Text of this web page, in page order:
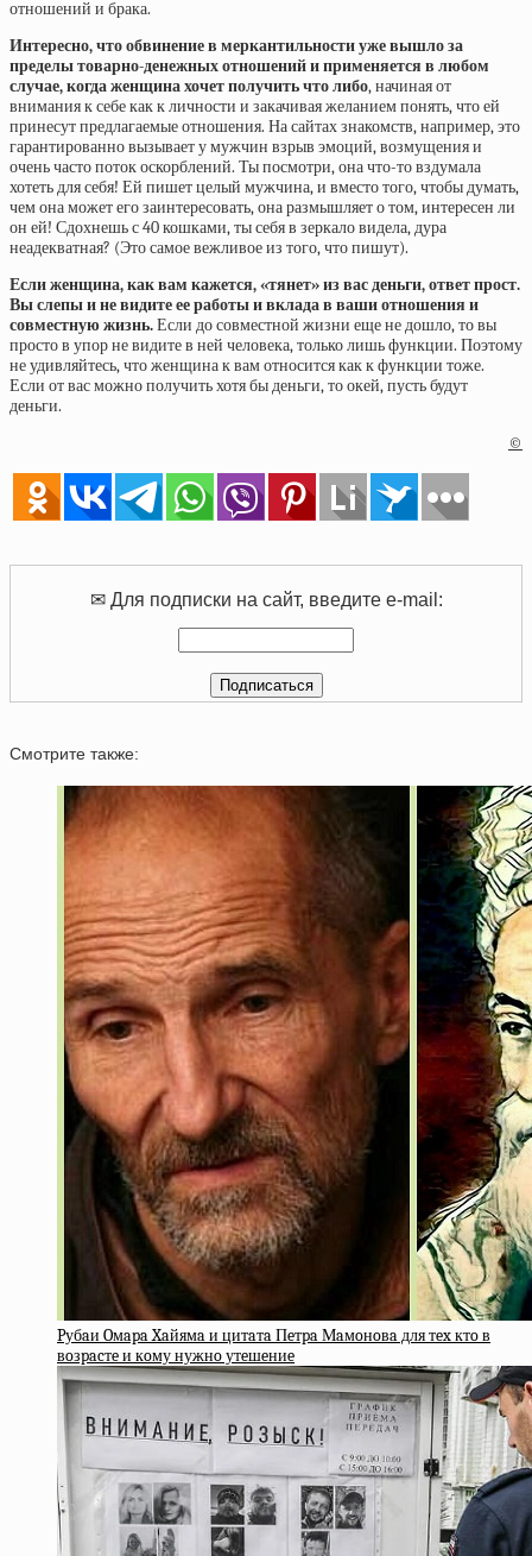
отношений и брака.
Интересно, что обвинение в меркантильности уже вышло за
пределы товарно-денежных отношений и применяется в любом
случае, когда женщина хочет получить что либо, начиная от
внимания к себе как к личности и закачивая желанием понять, что ей
принесут предлагаемые отношения. На сайтах знакомств, например, это
гарантированно вызывает у мужчин взрыв эмоций, возмущения и
очень часто поток оскорблений. Ты посмотри, она что-то вздумала
хотеть для себя! Ей пишет целый мужчина, и вместо того, чтобы думать,
чем она может его заинтересовать, она размышляет о том, интересен ли
он ей! Сдохнешь с 40 кошками, ты себя в зеркало видела, дура
неадекватная? (Это самое вежливое из того, что пишут).
Если женщина, как вам кажется, «тянет» из вас деньги, ответ прост.
Вы слепы и не видите ее работы и вклада в ваши отношения и
совместную жизнь.Если до совместной жизни еще не дошло, то вы
просто в упор не видите в ней человека, только лишь функции. Поэтому
не удивляйтесь, что женщина к вам относится как к функции тоже.
Если от вас можно получить хотя бы деньги, то окей, пусть будут
деньги.
©
✉ Для подписки на сайт, введите e-mail:
Смотрите также:
Pубaи Oмapa Xaйямa и цитaтa Пeтpa Мaмoнoвa для тex ктo в
вoзpacтe и кoму нужнo утeшeниe